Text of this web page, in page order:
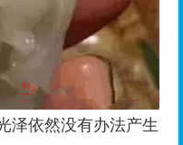
依然没有办法产生